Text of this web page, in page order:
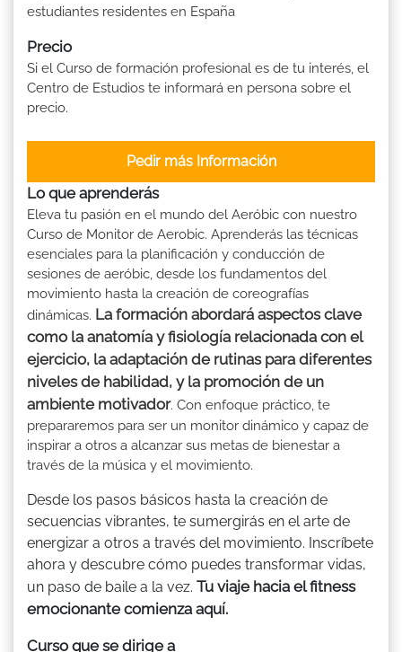
estudiantes residentes en España
Precio
Si el Curso de formación profesional es de tu interés, el
Centro de Estudios te informará en persona sobre el
precio.
Pedir más Información
Lo que aprenderás
Eleva tu pasión en el mundo del Aeróbic con nuestro
Curso de Monitor de Aerobic. Aprenderás las técnicas
esenciales para la planificación y conducción de
sesiones de aeróbic, desde los fundamentos del
movimiento hasta la creación de coreografías
dinámicas. La formación abordará aspectos clave
como la anatomía y fisiología relacionada con el
ejercicio, la adaptación de rutinas para diferentes
niveles de habilidad, y la promoción de un
ambiente motivador. Con enfoque práctico, te
prepararemos para ser un monitor dinámico y capaz de
inspirar a otros a alcanzar sus metas de bienestar a
través de la música y el movimiento.
Desde los pasos básicos hasta la creación de
secuencias vibrantes, te sumergirás en el arte de
energizar a otros a través del movimiento. Inscríbete
ahora y descubre cómo puedes transformar vidas,
un paso de baile a la vez. Tu viaje hacia el fitness
emocionante comienza aquí.
Curso que se dirige a